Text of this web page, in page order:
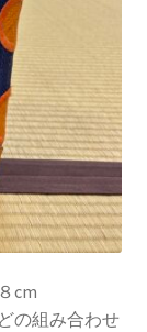
cm
の組み合わせ